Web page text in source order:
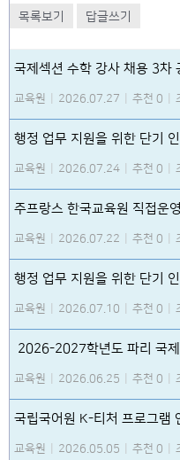
목록보기 답글쓰기
국제섹션 수학 강사 채용 3차
교육원 2026.07.27 추천 0
행정 업무 지원을 위한 단기
교육원 2026.07.24 추천 0
주프랑스 한국교육원 직접운
교육원 2026.07.22 추천 0
행정 업무 지원을 위한 단기
교육원 2026.07.10 추천 0
2026-2027학년도 파리 국
교육원 2026.06.25 추천 0
국립국어원 K-티처 프로그램
교육원 2026.05.05 추천 0